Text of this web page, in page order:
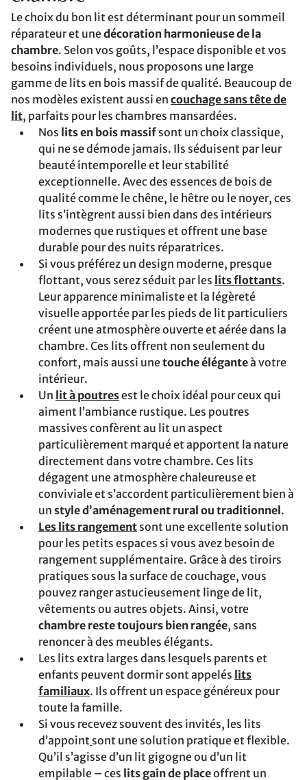
Le choix du bon lit est déterminant pour un sommeil
réparateur et unedécoration harmonieuse de la
chambre. Selon vos goûts, l’espace disponible et vos
besoins individuels, nous proposons une large
gamme de lits en bois massif de qualité. Beaucoup de
nos modèles existent aussi en couchage sans tête de
lit, parfaits pour les chambres mansardées.
Nos lits en bois massif sont un choix classique,
qui ne se démode jamais. Ils séduisent par leur
beauté intemporelle et leur stabilité
exceptionnelle. Avec des essences de bois de
qualité comme le chêne, le hêtre ou le noyer, ces
lits s’intègrent aussi bien dans des intérieurs
modernes que rustiques et offrent une base
durable pour des nuits réparatrices.
Si vous préférez un design moderne, presque
flottant, vous serez séduit par les lits flottants.
Leur apparence minimaliste et la légèreté
visuelle apportée par les pieds de lit particuliers
créent une atmosphère ouverte et aérée dans la
chambre. Ces lits offrent non seulement du
confort, mais aussi unetouche éléganteà votre
intérieur.
Un lit à poutresest le choix idéal pour ceux qui
aiment l’ambiance rustique. Les poutres
massives confèrent au lit un aspect
particulièrement marqué et apportent la nature
directement dans votre chambre. Ces lits
dégagent une atmosphère chaleureuse et
conviviale et s’accordent particulièrement bien à
un style d’aménagement rural ou traditionnel .
Les lits rangement sont une excellente solution
pour les petits espaces si vous avez besoin de
rangement supplémentaire. Grâce à des tiroirs
pratiques sous la surface de couchage, vous
pouvez ranger astucieusement linge de lit,
vêtements ou autres objets. Ainsi, votre
chambre reste toujours bien rangée, sans
renoncer à des meubles élégants.
Les lits extra larges dans lesquels parents et
enfants peuvent dormir sont appelés lits
familiaux. Ils offrent un espace généreux pour
toute la famille.
Si vous recevez souvent des invités, les lits
d’appoint sont une solution pratique et flexible.
Qu’il s’agisse d’un lit gigogne ou d’un lit
empilable – ces lits gain de placeoffrent un